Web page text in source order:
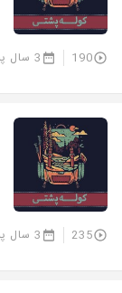
190 3 سال پیش
235 3 سال پیش